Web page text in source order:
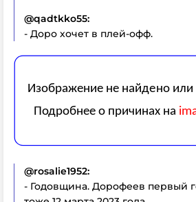
@qadtkko55:
- Доро хочет в плей-офф.
@rosalie1952:
- Годовщина. Дорофеев первый